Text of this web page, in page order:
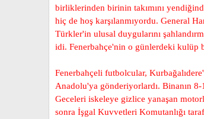
birliklerinden birinin takımını
hiç de hoş karşılanmıyordu. General
Türkler'in ulusal duygularını
idi. Fenerbahçe'nin o günlerdeki kulüp
Fenerbahçeli futbolcular,
Anadolu'ya gönderiyorlardı. Binanın 8-
Geceleri iskeleye gizlice yanaşan
sonra İşgal Kuvvetleri Komutanlığı